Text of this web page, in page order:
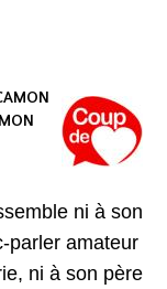
ni à son
parler amateur
ni à son père